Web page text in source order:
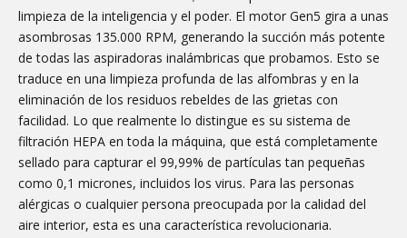
limpieza de la inteligencia y el poder. El motor Gen5 gira a unas
asombrosas 135.000 RPM, generando la succión más potente
de todas las aspiradoras inalámbricas que probamos. Esto se
traduce en una limpieza profunda de las alfombras y en la
eliminación de los residuos rebeldes de las grietas con
facilidad. Lo que realmente lo distingue es su sistema de
filtración HEPA en toda la máquina, que está completamente
sellado para capturar el 99,99% de partículas tan pequeñas
como 0,1 micrones, incluidos los virus. Para las personas
alérgicas o cualquier persona preocupada por la calidad del
aire interior, esta es una característica revolucionaria.